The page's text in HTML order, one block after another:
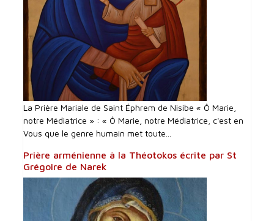
La Prière Mariale de Saint Éphrem de Nisibe « Ô Marie,
notre Médiatrice » : « Ô Marie, notre Médiatrice, c'est en
Vous que le genre humain met toute...
Prière arménienne à la Théotokos écrite par St
Grégoire de Narek